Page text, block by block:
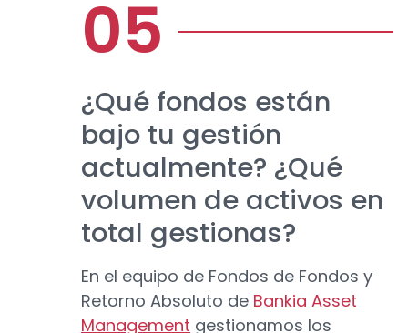
¿Qué fondos están
bajo tu gestión
actualmente? ¿Qué
volumen de activos en
total gestionas?
En el equipo de Fondos de Fondos y
Retorno Absoluto de Bankia Asset
Management gestionamos los